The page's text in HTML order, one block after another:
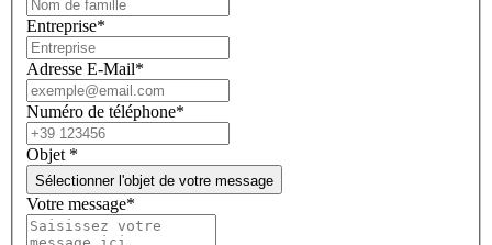
Entreprise*
Adresse E-Mail*
Numéro de téléphone*
Objet *
Sélectionner l'objet de votre message
Votre message*